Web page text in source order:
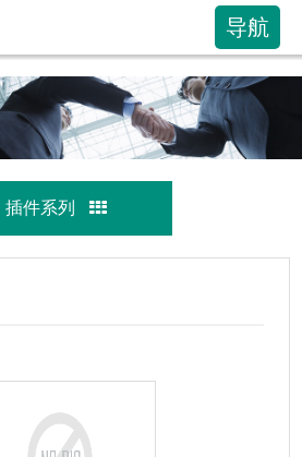
导航
插件系列